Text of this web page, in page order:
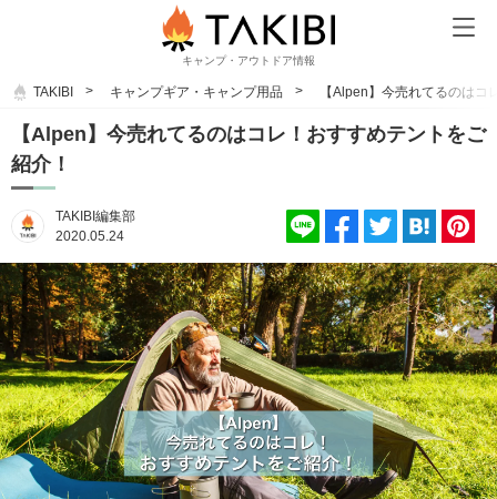
キャンプ・アウトドア情報
TAKIBI キャンプギア・キャンプ用品 【Alpen】今売れてるのは
【Alpen】今売れてるのはコレ！おすすめテントをご
紹介！
TAKIBI編集部
2020.05.24